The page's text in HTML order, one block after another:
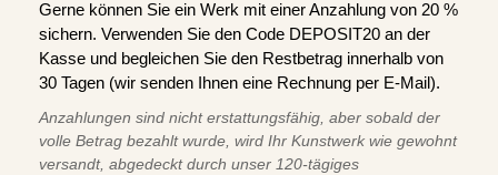
Gerne können Sie ein Werk mit einer Anzahlung von 20 %
sichern. Verwenden Sie den Code DEPOSIT20 an der
Kasse und begleichen Sie den Restbetrag innerhalb von
30 Tagen (wir senden Ihnen eine Rechnung per E-Mail).
Anzahlungen sind nicht erstattungsfähig, aber sobald der
volle Betrag bezahlt wurde, wird Ihr Kunstwerk wie gewohnt
versandt, abgedeckt durch unser 120-tägiges